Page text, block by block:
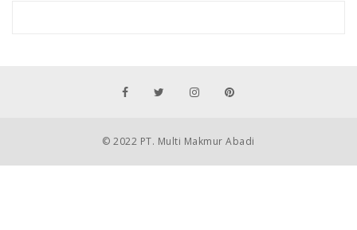
© 2022 PT. Multi Makmur Abadi